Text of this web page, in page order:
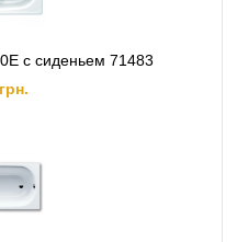
с сиденьем 71483